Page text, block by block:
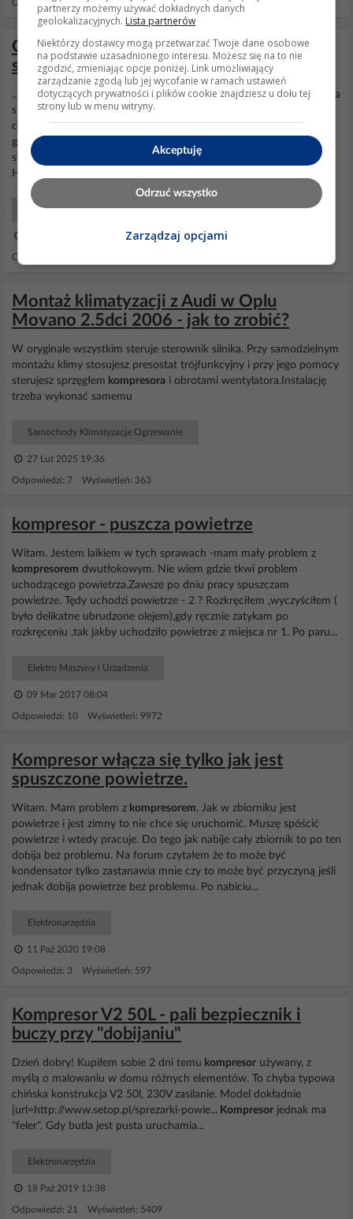
Odpowiedzi: 12 Wyświetleń: 7490
Golf IV Climatronic - dziwny dźwięk
sprzęgła klimatyzacji, gdzie kupić części?
...Witam ponownie....sprawa sie nieco wyjasniła...spaliła sie cewka....a
spaliła sie dlatego ze ktos wymieniał sprężarke a sprzegło zostawił
całe i minimalnie był przestawiony otwór pod kołek w cewce i ktos
go poprostu nie załozył i cewka obcierała o koło wewnatrz i sie
spaliła....problem jest w tym ze ten nowy
HELLA o symbolu AC76.......
Samochody Elektryka i elektronika
Odpowiedzi: 11 Wyświetleń: 15165
Montaż klimatyzacji z Audi w Oplu
Movano 2.5dci 2006 - jak to zrobić?
W oryginale wszystkim steruje sterownik silnika. Przy samodzielnym
montażu klimy stosujesz presostat trójfunkcyjny i przy jego pomocy
sterujesz sprzęgłem kompresora i obrotami wentylatora.Instalację
trzeba wykonać samemu
Samochody Klimatyzacje Ogrzewanie
27 Lut 2025 19:36
Odpowiedzi: 7 Wyświetleń: 363
kompresor - puszcza powietrze
Witam. Jestem laikiem w tych sprawach -mam mały problem z
kompresorem dwutłokowym. Nie wiem gdzie tkwi problem
uchodzącego powietrza.Zawsze po dniu pracy spuszczam
powietrze. Tędy uchodzi powietrze - 2 ? Rozkręciłem ,wyczyściłem (
było delikatne ubrudzone olejem),gdy ręcznie zatykam po
rozkręceniu ,tak jakby uchodziło powietrze z miejsca nr 1. Po paru...
Elektro Maszyny i Urządzenia
09 Mar 2017 08:04
Odpowiedzi: 10 Wyświetleń: 9972
Kompresor włącza się tylko jak jest
spuszczone powietrze.
Witam. Mam problem z kompresorem. Jak w zbiorniku jest
powietrze i jest zimny to nie chce się uruchomić. Muszę spóścić
powietrze i wtedy pracuje. Do tego jak nabije cały zbiornik to po ten
dobija bez problemu. Na forum czytałem że to może być
kondensator tylko zastanawia mnie czy to może być przyczyną jeśli
jednak dobija powietrze bez problemu. Po nabiciu...
Elektronarzędzia
11 Paź 2020 19:08
Odpowiedzi: 3 Wyświetleń: 597
Kompresor V2 50L - pali bezpiecznik i
buczy przy "dobijaniu"
Dzień dobry! Kupiłem sobie 2 dni temu kompresor używany, z
myślą o malowaniu w domu różnych elementów. To chyba typowa
chińska konstrukcja V2 50l, 230V zasilanie. Model dokładnie
[url=http://www.setop.pl/sprezarki-powie... Kompresor jednak ma
"feler". Gdy butla jest pusta uruchamia...
Elektronarzędzia
18 Paź 2019 13:38
Odpowiedzi: 21 Wyświetleń: 5409
partnerzy możemy używać dokładnych danych
geolokalizacyjnych. Lista partnerów
Niektórzy dostawcy mogą przetwarzać Twoje dane osobowe
na podstawie uzasadnionego interesu. Możesz się na to nie
zgodzić, zmieniając opcje poniżej. Link umożliwiający
zarządzanie zgodą lub jej wycofanie w ramach ustawień
dotyczących prywatności i plików cookie znajdziesz u dołu tej
strony lub w menu witryny.
Akceptuję
Odrzuć wszystko
Zarządzaj opcjami